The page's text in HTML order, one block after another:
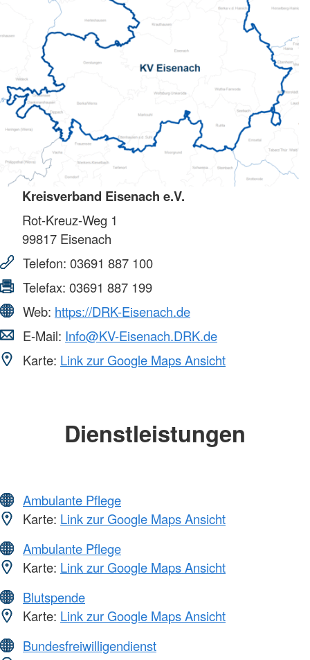
Kreisverband Eisenach e.V.
Rot-Kreuz-Weg 1
99817 Eisenach
Telefon: 03691 887 100
Telefax: 03691 887 199
Web: https://DRK-Eisenach.de
E-Mail: Info@KV-Eisenach.DRK.de
Karte: Link zur Google Maps Ansicht
Dienstleistungen
Ambulante Pflege
Karte: Link zur Google Maps Ansicht
Ambulante Pflege
Karte: Link zur Google Maps Ansicht
Blutspende
Karte: Link zur Google Maps Ansicht
Bundesfreiwilligendienst